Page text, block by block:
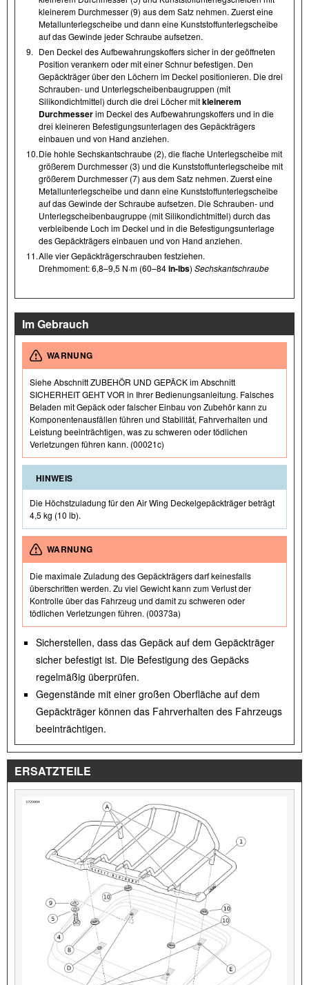
kleinerem Durchmesser (9) aus dem Satz nehmen. Zuerst eine
Metallunterlegscheibe und dann eine Kunststoffunterlegscheibe
auf das Gewinde jeder Schraube aufsetzen.
9. Den Deckel des Aufbewahrungskoffers sicher in der geöffneten
Position verankern oder mit einer Schnur befestigen. Den
Gepäckträger über den Löchern im Deckel positionieren. Die drei
Schrauben- und Unterlegscheibenbaugruppen (mit
Silikondichtmittel) durch die drei Löcher mitkleinerem
Durchmesserim Deckel des Aufbewahrungskoffers und in die
drei kleineren Befestigungsunterlagen des Gepäckträgers
einbauen und von Hand anziehen.
10.Die hohle Sechskantschraube (2), die flache Unterlegscheibe mit
größerem Durchmesser (3) und die Kunststoffunterlegscheibe mit
größerem Durchmesser (7) aus dem Satz nehmen. Zuerst eine
Metallunterlegscheibe und dann eine Kunststoffunterlegscheibe
auf das Gewinde der Schraube aufsetzen. Die Schrauben- und
Unterlegscheibenbaugruppe (mit Silikondichtmittel) durch das
verbleibende Loch im Deckel und in die Befestigungsunterlage
des Gepäckträgers einbauen und von Hand anziehen.
11.Alle vier Gepäckträgerschrauben festziehen.
Drehmoment: 6,8–9,5 N·m (60–84in-lbs) Sechskantschraube
Im Gebrauch
WARNUNG
Siehe Abschnitt ZUBEHÖR UND GEPÄCK im Abschnitt
SICHERHEIT GEHT VOR in Ihrer Bedienungsanleitung. Falsches
Beladen mit Gepäck oder falscher Einbau von Zubehör kann zu
Komponentenausfällen führen und Stabilität, Fahrverhalten und
Leistung beeinträchtigen, was zu schweren oder tödlichen
Verletzungen führen kann. (00021c)
HINWEIS
Die Höchstzuladung für den Air Wing Deckelgepäckträger beträgt
4,5 kg (10 lb).
WARNUNG
Die maximale Zuladung des Gepäckträgers darf keinesfalls
überschritten werden. Zu viel Gewicht kann zum Verlust der
Kontrolle über das Fahrzeug und damit zu schweren oder
tödlichen Verletzungen führen. (00373a)
Sicherstellen, dass das Gepäck auf dem Gepäckträger
sicher befestigt ist. Die Befestigung des Gepäcks
regelmäßig überprüfen.
Gegenstände mit einer großen Oberfläche auf dem
Gepäckträger können das Fahrverhalten des Fahrzeugs
beeinträchtigen.
ERSATZTEILE